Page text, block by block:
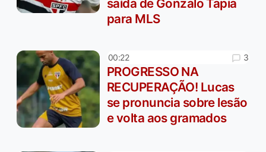
saída de Gonzalo Tapia
para MLS
00:22 3
PROGRESSO NA
RECUPERAÇÃO! Lucas
se pronuncia sobre lesão
e volta aos gramados